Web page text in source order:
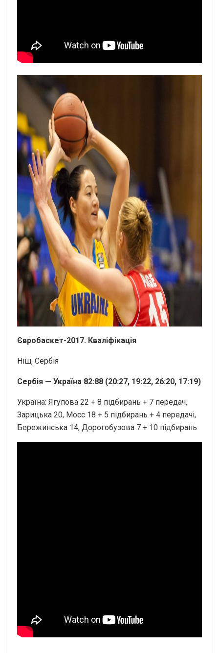
Євробаскет-2017. Кваліфікація
Ніш, Сербія
Сербія — Україна 82:88 (20:27, 19:22, 26:20, 17:19)
Україна: Ягупова 22 + 8 підбирань + 7 передач,
Зарицька 20, Мосс 18 + 5 підбирань + 4 передачі,
Бережинська 14, Дорогобузова 7 + 10 підбирань